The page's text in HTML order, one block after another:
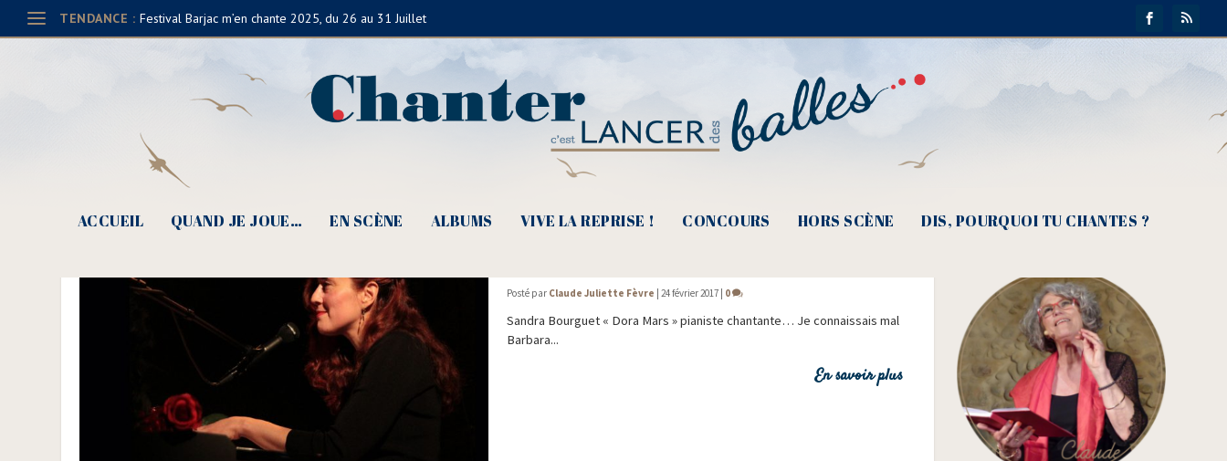
TENDANCE : Festival Barjac m’en chante 2025, du 26 au 31 Juillet
ACCUEIL QUAND JE JOUE… EN SCÈNE ALBUMS VIVE LA REPRISE ! CONCOURS HORS SCÈNE DIS, POURQUOI TU CHANTES ?
Posté par Claude Juliette Fèvre |24 février 2017 | 0
San­dra Bourguet « Dora Mars » pia­niste chantante… Je connais­sais mal
Bar­ba­ra...
En savoir plus